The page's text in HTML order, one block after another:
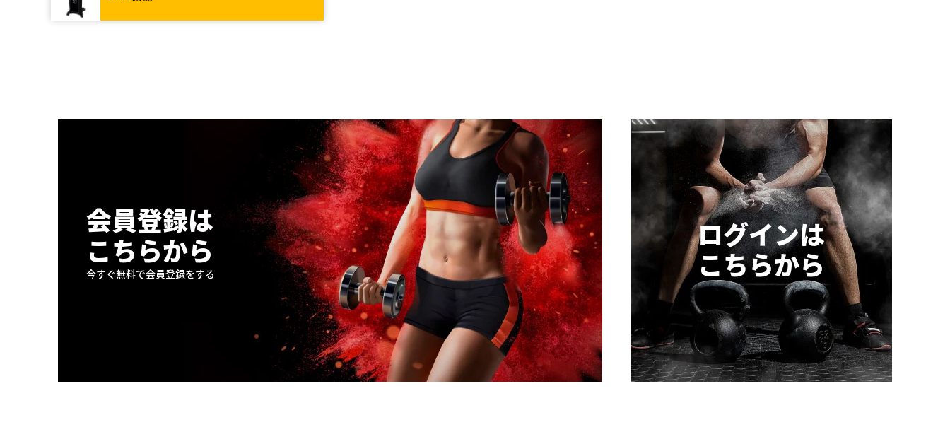
会員登録は
こちらから
今すぐ無料で会員登録をする
ログインは
こちらから